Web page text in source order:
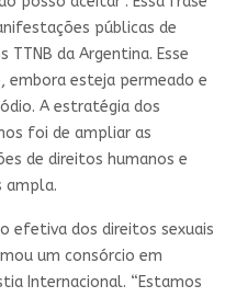
públicas de
da Argentina. Esse
esteja permeado e
A estratégia dos
foi de ampliar as
de direitos humanos e
ampla.
efetiva dos direitos sexuais
um consórcio em
Internacional. “Estamos